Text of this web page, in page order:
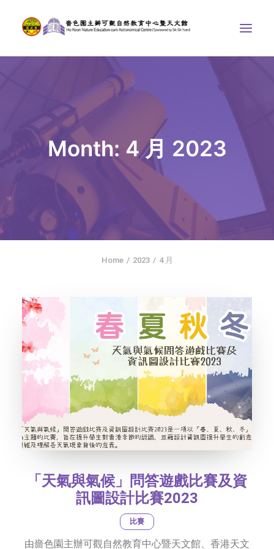
天文館
博物天地
比賽/專題計劃
聯絡我們
SEARCH
社交平台
字型大小
Month: 4 月 2023
Home 2023 4 月
「天氣與氣候」問答遊戲比賽及資
訊圖設計比賽2023
比賽
由嗇色園主辦可觀自然教育中心暨天文館、香港天文